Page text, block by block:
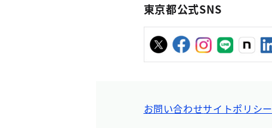
東京都公式SNS
お問い合わせサイトポリシー